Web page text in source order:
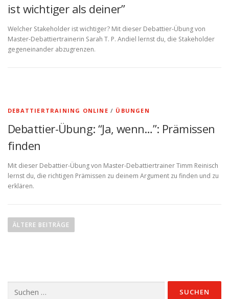
ist wichtiger als deiner”
Welcher Stakeholder ist wichtiger? Mit dieser Debattier-Übung von
Master-Debattiertrainerin Sarah T. P. Andiel lernst du, die Stakeholder
gegeneinander abzugrenzen.
DEBATTIERTRAINING ONLINE / ÜBUNGEN
Debattier-Übung: “Ja, wenn…”: Prämissen
finden
Mit dieser Debattier-Übung von Master-Debattiertrainer Timm Reinisch
lernst du, die richtigen Prämissen zu deinem Argument zu finden und zu
erklären.
eÄLTERE BEITRÄGE
nach: